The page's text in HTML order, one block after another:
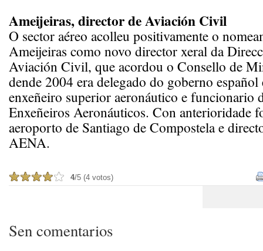
Ameijeiras, director de Aviación Civil
O sector aéreo acolleu positivamente o
Ameijeiras como novo director xeral da
Aviación Civil, que acordou o Consello de
dende 2004 era delegado do goberno español
enxeñeiro superior aeronáutico e funcionario
Enxeñeiros Aeronáuticos. Con anterioridade
aeroporto de Santiago de Compostela e
AENA.
4/5 (4 votos)
Sen comentarios